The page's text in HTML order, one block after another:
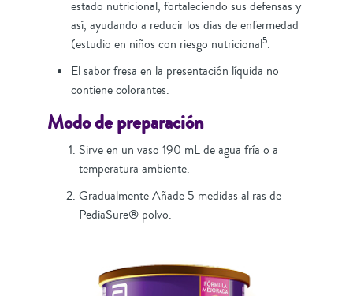
estado nutricional, fortaleciendo sus defensas y
así, ayudando a reducir los días de enfermedad
(estudio en niños con riesgo nutricional5.
El sabor fresa en la presentación líquida no
contiene colorantes.
Modo de preparación
Sirve en un vaso 190 mL de agua fría o a
temperatura ambiente.
Gradualmente Añade 5 medidas al ras de
PediaSure® polvo.